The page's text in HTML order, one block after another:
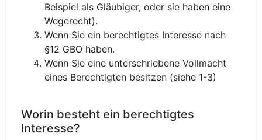
Beispiel als Gläubiger, oder sie haben eine
Wegerecht).
Wenn Sie ein berechtigtes Interesse nach
§12 GBO haben.
Wenn Sie eine unterschriebene Vollmacht
eines Berechtigten besitzen (siehe 1-3)
Worin besteht ein berechtigtes
Interesse?